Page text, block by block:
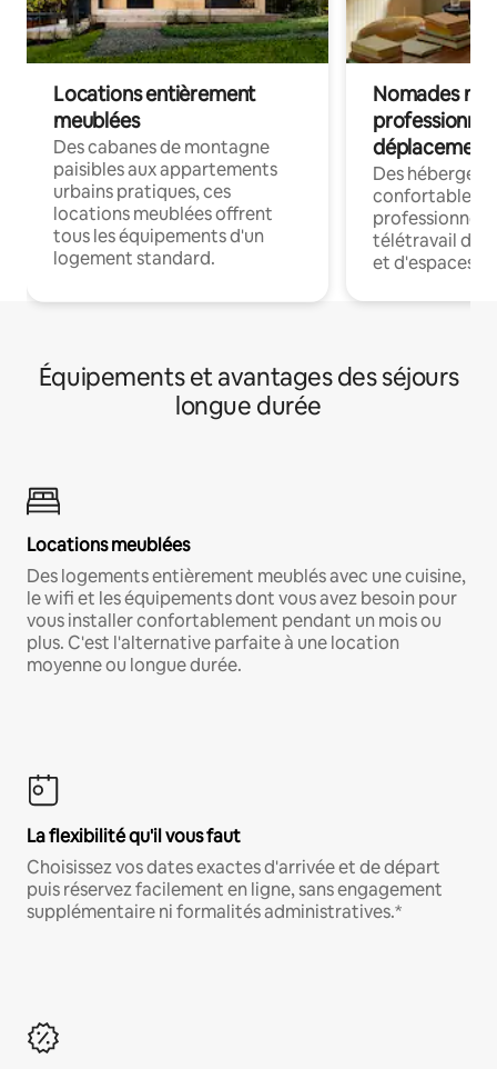
Locations entièrement
meublées
Des cabanes de montagne
paisibles aux appartements
urbains pratiques, ces
locations meublées offrent
tous les équipements d'un
logement standard.
Nomades
déplacement
Des
confortables
professionnels
télétravail
et d'espaces
Équipements et avantages des séjours
longue durée
Locations meublées
Des logements entièrement meublés avec une cuisine,
le wifi et les équipements dont vous avez besoin pour
vous installer confortablement pendant un mois ou
plus. C'est l'alternative parfaite à une location
moyenne ou longue durée.
La flexibilité qu'il vous faut
Choisissez vos dates exactes d'arrivée et de départ
puis réservez facilement en ligne, sans engagement
supplémentaire ni formalités administratives.*